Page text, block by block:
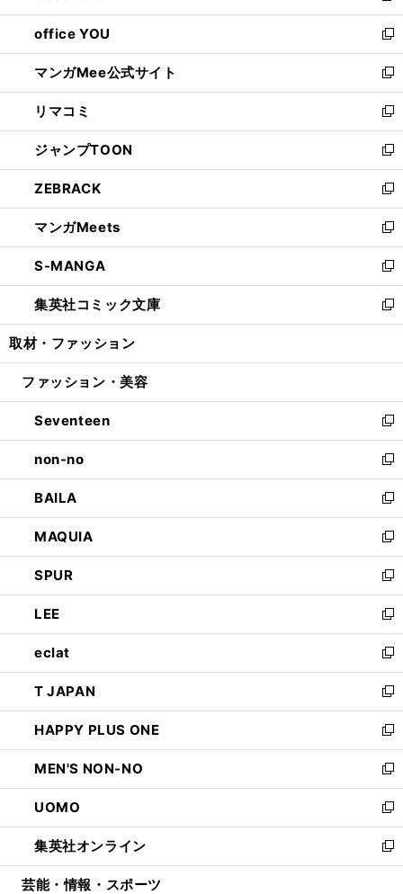
開
く
ウ
で
開
く
ウ
ィ
ン
ド
ウ
で
開
く
し
い
ウ
ィ
ン
ド
ウ
で
開
く
office YOU
新
し
い
ウ
ィ
ン
ド
ウ
で
開
く
マンガMee公式サイト
新
し
い
ウ
ィ
ン
ド
ウ
で
開
く
リマコミ
新
し
い
ウ
ィ
ン
ド
ウ
で
開
く
ジャンプTOON
新
し
い
ウ
ィ
ン
ド
ウ
で
開
ZEBRACK
新
し
い
ウ
ィ
ン
ド
ウ
開
マンガMeets
新
し
い
ウ
ィ
ン
ウ
開
く
S-MANGA
新
し
い
ウ
ン
ウ
で
開
く
集英社コミック文庫
新
し
ウ
ン
ド
ウ
で
開
く
取材・ファッション
ファッション・美容
Seventeen
新
し
い
ウ
ィ
ン
ド
ウ
で
開
く
non-no
新
し
い
ウ
ィ
ン
ド
ウ
で
開
く
BAILA
新
し
い
ウ
ィ
ン
ド
ウ
で
開
く
MAQUIA
新
し
い
ウ
ィ
ン
ド
ウ
で
開
く
SPUR
新
し
い
ウ
ィ
ン
ド
ウ
で
開
く
LEE
新
し
い
ウ
ィ
ン
ド
ウ
で
開
く
eclat
新
し
い
ウ
ィ
ン
ド
ウ
で
開
く
T JAPAN
新
し
い
ウ
ィ
ン
ド
ウ
で
開
HAPPY PLUS ONE
新
し
い
ウ
ィ
ン
ド
ウ
MEN'S NON-NO
新
し
い
ウ
ィ
ン
UOMO
新
し
い
ウ
集英社オンライン
新
し
芸能・情報・スポーツ